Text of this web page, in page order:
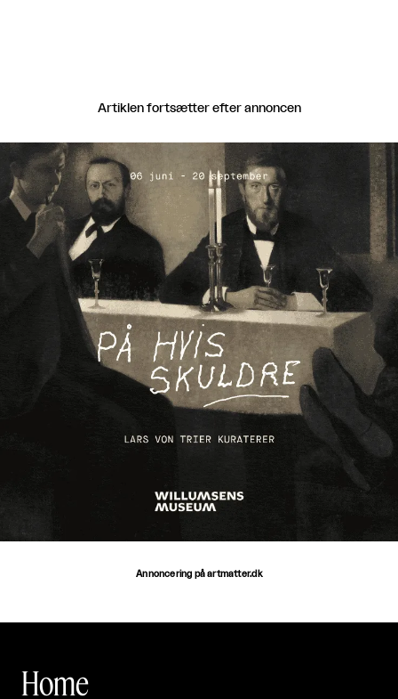
Artiklen fortsætter efter annoncen
Annoncering på artmatter.dk
Home